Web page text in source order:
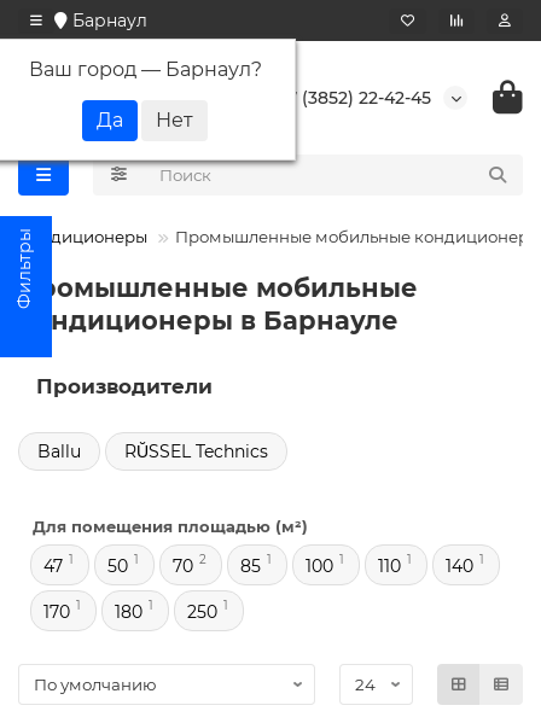
Барнаул
Ваш город — Барнаул?
+7 (3852) 22-42-45
Кондиционеры Промышленные мобильные кондиционеры
Промышленные мобильные
кондиционеры в Барнауле
Производители
Ballu RŬSSEL Technics
Для помещения площадью (м²)
47 1 50 1 70 2 85 1 100 1 110 1 140 1
170 1 180 1 250 1